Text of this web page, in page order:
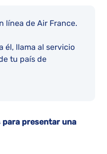
línea de Air France.
él, llama al servicio
tu país de
para presentar una